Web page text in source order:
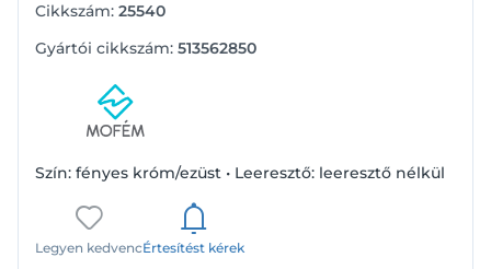
Cikkszám: 25540
Gyártói cikkszám: 513562850
Szín: fényes króm/ezüst • Leeresztő: leeresztő nélkül
Legyen kedvencÉrtesítést kérek